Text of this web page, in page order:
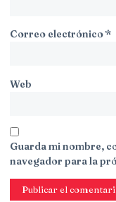
Correo electrónico*
Web
Guarda mi nombre,
navegador para la